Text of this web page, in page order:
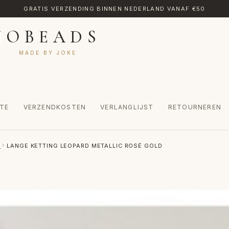
GRATIS VERZENDING BINNEN NEDERLAND VANAF €50
MADE BY JOKE
VERZENDKOSTEN VERLANGLIJST RETOURNEREN
MIJN ACCOUNT RETOURNEREN TRANSLATE VERLANGLIJST
LANGE KETTING LEOPARD METALLIC ROSÉ GOLD